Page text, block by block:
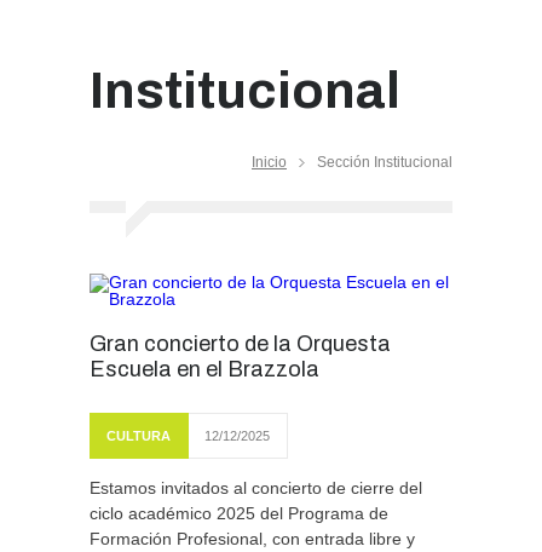
Institucional
Inicio Sección Institucional
Gran concierto de la Orquesta
Escuela en el Brazzola
CULTURA 12/12/2025
Estamos invitados al concierto de cierre del
ciclo académico 2025 del Programa de
Formación Profesional, con entrada libre y